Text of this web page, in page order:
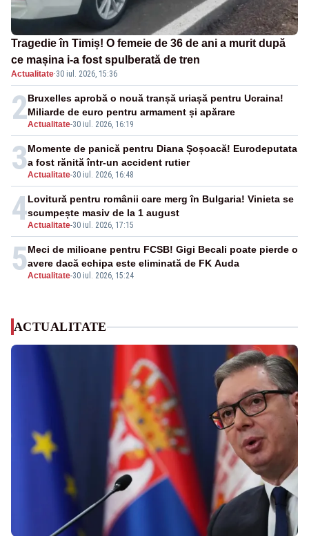
Tragedie în Timiș! O femeie de 36 de ani a murit după
ce mașina i-a fost spulberată de tren
Actualitate·30 iul. 2026, 15:36
2Actualitate-30 iul. 2026, 16:19
Bruxelles aprobă o nouă tranșă uriașă pentru Ucraina!
Miliarde de euro pentru armament și apărare
3Actualitate-30 iul. 2026, 16:48
Momente de panică pentru Diana Șoșoacă! Eurodeputata
a fost rănită într-un accident rutier
4Actualitate-30 iul. 2026, 17:15
Lovitură pentru românii care merg în Bulgaria! Vinieta se
scumpește masiv de la 1 august
5Actualitate-30 iul. 2026, 15:24
Meci de milioane pentru FCSB! Gigi Becali poate pierde o
avere dacă echipa este eliminată de FK Auda
ACTUALITATE